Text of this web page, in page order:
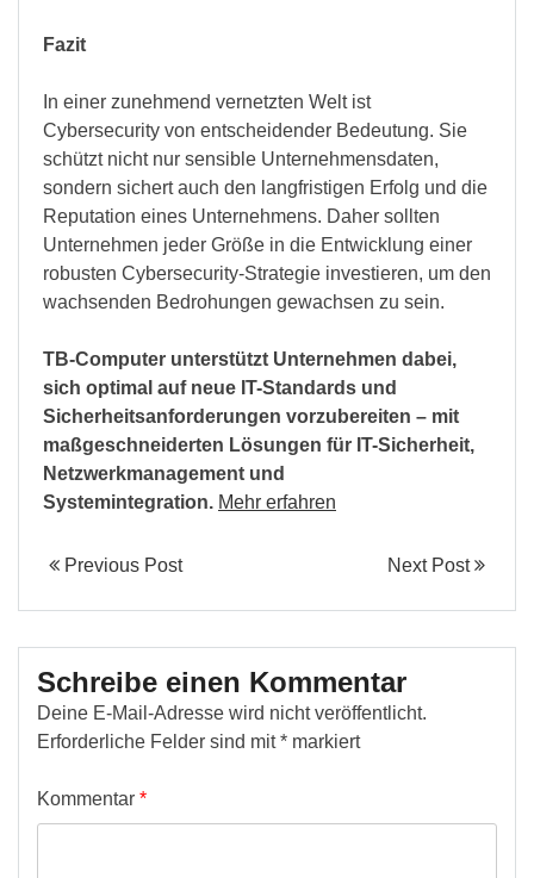
Fazit
In einer zunehmend vernetzten Welt ist
Cybersecurity von entscheidender Bedeutung. Sie
schützt nicht nur sensible Unternehmensdaten,
sondern sichert auch den langfristigen Erfolg und die
Reputation eines Unternehmens. Daher sollten
Unternehmen jeder Größe in die Entwicklung einer
robusten Cybersecurity-Strategie investieren, um den
wachsenden Bedrohungen gewachsen zu sein.
TB-Computer unterstützt Unternehmen dabei,
sich optimal auf neue IT-Standards und
Sicherheitsanforderungen vorzubereiten – mit
maßgeschneiderten Lösungen für IT-Sicherheit,
Netzwerkmanagement und
Systemintegration. Mehr erfahren
Previous Post Next Post
Schreibe einen Kommentar
Deine E-Mail-Adresse wird nicht veröffentlicht.
Erforderliche Felder sind mit* markiert
Kommentar *